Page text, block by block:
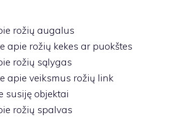
rožių augalus
apie rožių kekes ar puokštes
rožių sąlygas
apie veiksmus rožių link
susiję objektai
rožių spalvas